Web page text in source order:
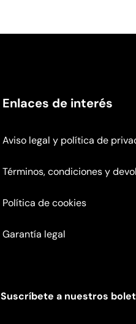
Enlaces de interés
Aviso legal y política de
Términos, condiciones y
Política de cookies
Garantía legal
Suscríbete a nuestros